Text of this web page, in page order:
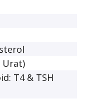
Urat)
T4 & TSH